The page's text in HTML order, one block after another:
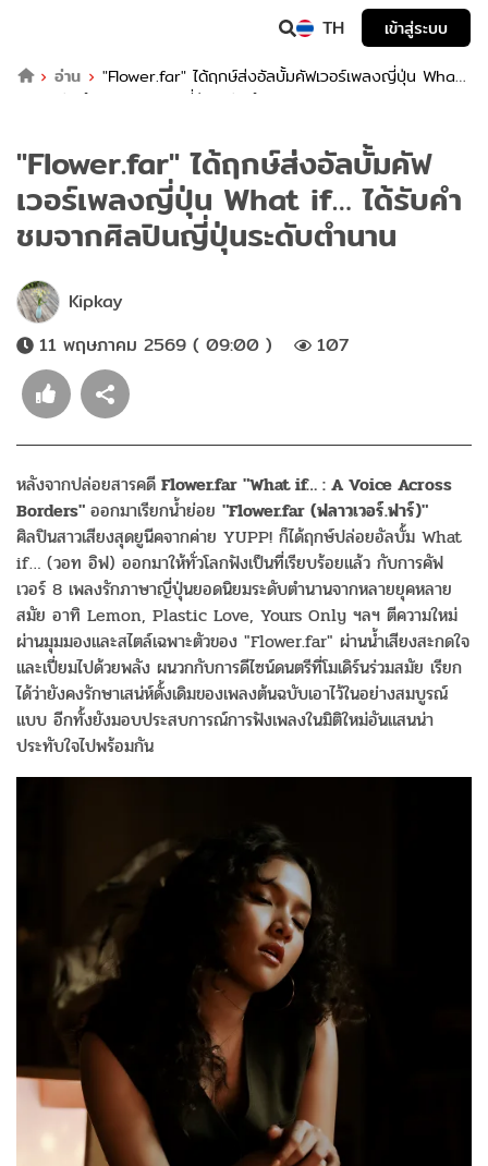
TH
เข้าสู่ระบบ
อ่าน
"Flower.far" ได้ฤกษ์ส่งอัลบั้มคัฟเวอร์เพลงญี่ปุ่น What
if… ได้รับคำชมจากศิลปินญี่ปุ่นระดับตำนาน
"Flower.far" ได้ฤกษ์ส่งอัลบั้มคัฟ
เวอร์เพลงญี่ปุ่น What if… ได้รับคำ
ชมจากศิลปินญี่ปุ่นระดับตำนาน
Kipkay
11 พฤษภาคม 2569 ( 09:00 )
107
หลังจากปล่อยสารคดี Flower.far "What if… : A Voice Across
Borders" ออกมาเรียกน้ำย่อย "Flower.far (ฟลาวเวอร์.ฟาร์)"
ศิลปินสาวเสียงสุดยูนีคจากค่าย YUPP! ก็ได้ฤกษ์ปล่อยอัลบั้ม What
if… (วอท อิฟ) ออกมาให้ทั่วโลกฟังเป็นที่เรียบร้อยแล้ว กับการคัฟ
เวอร์ 8 เพลงรักภาษาญี่ปุ่นยอดนิยมระดับตำนานจากหลายยุคหลาย
สมัย อาทิ Lemon, Plastic Love, Yours Only ฯลฯ ตีความใหม่
ผ่านมุมมองและสไตล์เฉพาะตัวของ "Flower.far" ผ่านน้ำเสียงสะกดใจ
และเปี่ยมไปด้วยพลัง ผนวกกับการดีไซน์ดนตรีที่โมเดิร์นร่วมสมัย เรียก
ได้ว่ายังคงรักษาเสน่ห์ดั้งเดิมของเพลงต้นฉบับเอาไว้ในอย่างสมบูรณ์
แบบ อีกทั้งยังมอบประสบการณ์การฟังเพลงในมิติใหม่อันแสนน่า
ประทับใจไปพร้อมกัน